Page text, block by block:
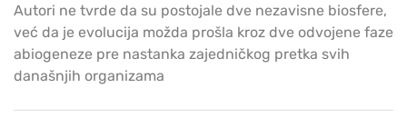
Autori ne tvrde da su postojale dve nezavisne biosfere,
već da je evolucija možda prošla kroz dve odvojene faze
abiogeneze pre nastanka zajedničkog pretka svih
današnjih organizama